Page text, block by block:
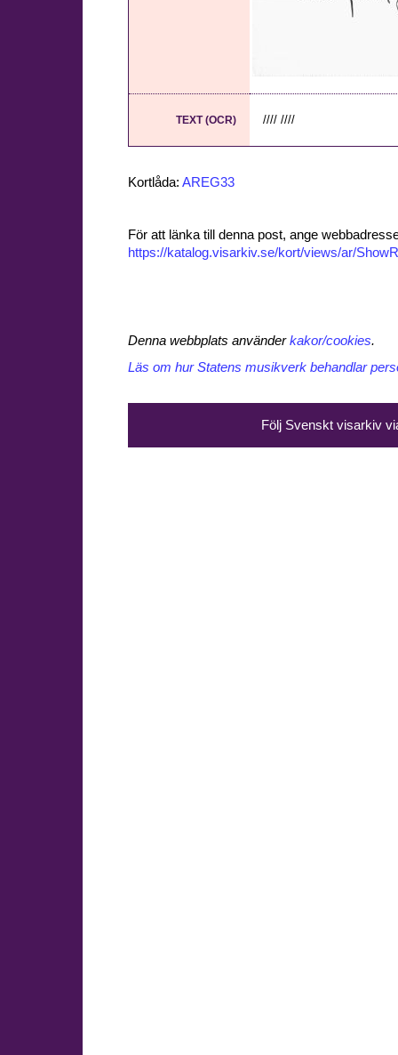
TEXT (OCR) //// ////
Kortlåda: AREG33
För att länka till denna post, ange
https://katalog.visarkiv.se/kort/views/ar/
Denna webbplats använderkakor/cookies.
Läs om hur Statens musikverk behandlar
Följ Svenskt visarkiv